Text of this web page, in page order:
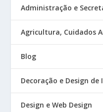
Administração e
Agricultura, Cuidados
Blog
Decoração e Design
Design e Web Design